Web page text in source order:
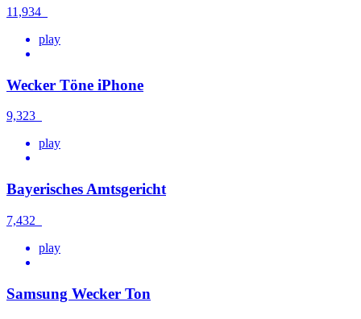
11,934
play
Wecker Töne iPhone
9,323
play
Bayerisches Amtsgericht
7,432
play
Samsung Wecker Ton